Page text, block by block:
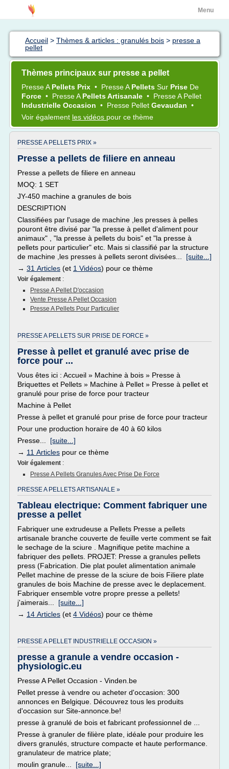
Menu
Accueil > Thèmes & articles : granulés bois > presse a
pellet
Thèmes principaux sur presse a pellet
PresseA Pellets Prix • PresseA Pellets Sur Prise De
Force • PresseA Pellets Artisanale • PresseA Pellet
Industrielle Occasion • Presse Pellet Gevaudan •
Voir également les vidéos pour ce thème
PRESSE A PELLETS PRIX »
Presse a pellets de filiere en anneau
Presse a pellets de filiere en anneau
MOQ: 1 SET
JY-450 machine a granules de bois
DESCRIPTION
Classifiées par l'usage de machine ,les presses à pelles
pouront être divisé par "la presse à pellet d'aliment pour
animaux" , "la presse à pellets du bois" et "la presse à
pellets pour particulier" etc. Mais si classifié par la structure
de machine ,les presses à pellets seront divisées... [suite...]
→ 31 Articles (et 1 Vidéos) pour ce thème
Voir également :
Presse A Pellet D'occasion
Vente Presse A Pellet Occasion
Presse A Pellets Pour Particulier
PRESSE A PELLETS SUR PRISE DE FORCE »
Presse à pellet et granulé avec prise de
force pour ...
Vous êtes ici : Accueil » Machine à bois » Presse à
Briquettes et Pellets » Machine à Pellet » Presse à pellet et
granulé pour prise de force pour tracteur
Machine à Pellet
Presse à pellet et granulé pour prise de force pour tracteur
Pour une production horaire de 40 à 60 kilos
Presse... [suite...]
→ 11 Articles pour ce thème
Voir également :
Presse A Pellets Granules Avec Prise De Force
PRESSE A PELLETS ARTISANALE »
Tableau electrique: Comment fabriquer une
presse a pellet
Fabriquer une extrudeuse a Pellets Presse a pellets
artisanale branche couverte de feuille verte comment se fait
le sechage de la sciure . Magnifique petite machine a
fabriquer des pellets. PROJET: Presse a granules pellets
press (Fabrication. Die plat poulet alimentation animale
Pellet machine de presse de la sciure de bois Filiere plate
granules de bois Machine de presse avec le deplacement.
Fabriquer ensemble votre propre presse a pellets!
j'aimerais... [suite...]
→ 14 Articles (et 4 Vidéos) pour ce thème
PRESSE A PELLET INDUSTRIELLE OCCASION »
presse a granule a vendre occasion -
physiologic.eu
Presse A Pellet Occasion - Vinden.be
Pellet presse à vendre ou acheter d'occasion: 300
annonces en Belgique. Découvrez tous les produits
d'occasion sur Site-annonce.be!
presse à granulé de bois et fabricant professionnel de ...
Presse à granuler de filière plate, idéale pour produire les
divers granulés, structure compacte et haute performance.
granulateur de matrice plate;
moulin granule... [suite...]